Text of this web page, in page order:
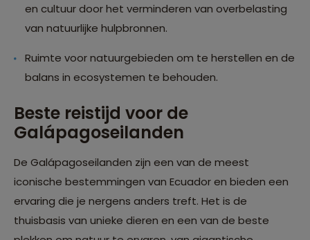
en cultuur door het verminderen van overbelasting
van natuurlijke hulpbronnen.
Ruimte voor natuurgebieden om te herstellen en de
balans in ecosystemen te behouden.
Beste reistijd voor de
Galápagoseilanden
De Galápagoseilanden zijn een van de meest
iconische bestemmingen van Ecuador en bieden een
ervaring die je nergens anders treft. Het is de
thuisbasis van unieke dieren en een van de beste